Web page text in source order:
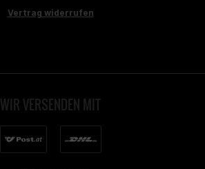
Vertrag widerrufen
WIR VERSENDEN MIT